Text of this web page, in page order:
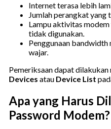
Internet terasa lebih
Jumlah perangkat yang
Lampu aktivitas
tidak digunakan.
Penggunaan
wajar.
Pemeriksaan dapat dilakukan
Devices atau Device List
Apa yang Harus
Password Modem?